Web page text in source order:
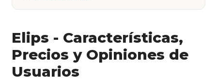
Elips - Características,
Precios y Opiniones de
Usuarios